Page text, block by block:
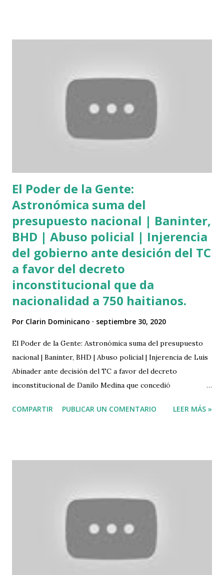
El Poder de la Gente:
Astronómica suma del
presupuesto nacional | Baninter,
BHD | Abuso policial | Injerencia
del gobierno ante desición del TC
a favor del decreto
inconstitucional que da
nacionalidad a 750 haitianos.
Por Clarin Dominicano septiembre 30, 2020
El Poder de la Gente: Astronómica suma del presupuesto
nacional | Baninter, BHD | Abuso policial | Injerencia de Luis
Abinader ante decisión del TC a favor del decreto
inconstitucional de Danilo Medina que concedió
COMPARTIR PUBLICAR UN COMENTARIO LEER MÁS »